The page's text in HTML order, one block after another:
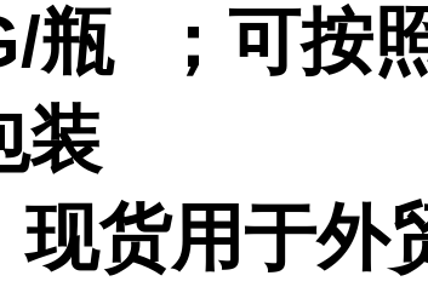
瓶； 可按
装
货用于外